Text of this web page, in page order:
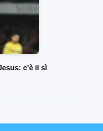
c’è il sì